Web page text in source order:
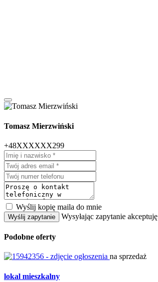
Tomasz Mierzwiński
+48XXXXXX299
Wyślij kopię maila do mnie
Wyślij zapytanie Wysyłając zapytanie akceptuję
Podobne oferty
na sprzedaż
lokal mieszkalny